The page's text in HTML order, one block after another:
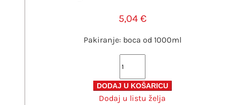
5,04 €
Pakiranje: boca od 1000ml
1000
ml
DODAJ U KOŠARICU
Dodaj u listu želja